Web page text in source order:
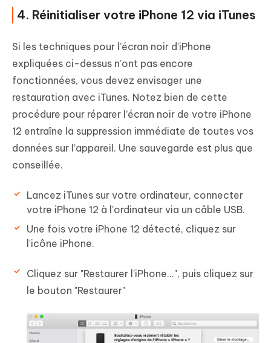
4. Réinitialiser votre iPhone 12 via iTunes
Si les techniques pour l’écran noir d’iPhone
expliquées ci-dessus n’ont pas encore
fonctionnées, vous devez envisager une
restauration avec iTunes. Notez bien de cette
procédure pour réparer l’écran noir de votre iPhone
12 entraîne la suppression immédiate de toutes vos
données sur l’appareil. Une sauvegarde est plus que
conseillée.
Lancez iTunes sur votre ordinateur, connecter
votre iPhone 12 à l'ordinateur via un câble USB.
Une fois votre iPhone 12 détecté, cliquez sur
l'icône iPhone.
Cliquez sur "Restaurer l'iPhone...", puis cliquez sur
le bouton "Restaurer"